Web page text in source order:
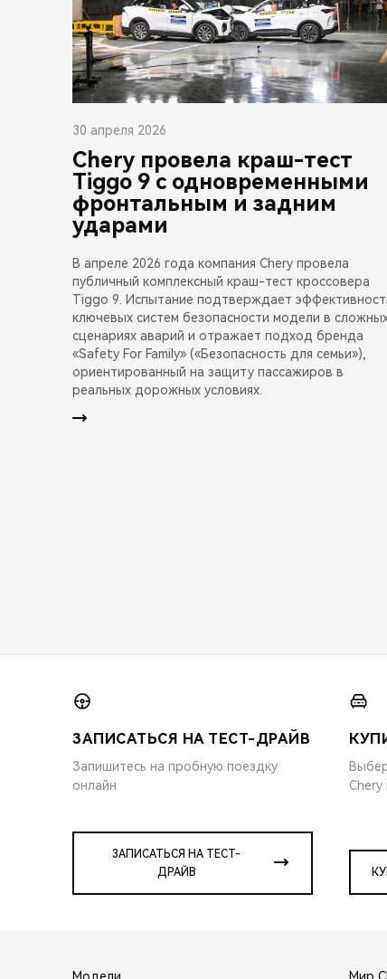
30 апреля 2026
Chery провела краш-тест
Tiggo 9 с одновременными
фронтальным и задним
ударами
В апреле 2026 года компания Chery провела
публичный комплексный краш-тест кроссовера
Tiggo 9. Испытание подтверждает
ключевых систем безопасности модели в
сценариях аварий и отражает подход бренда
«Safety For Family» («Безопасность для семьи»),
ориентированный на защиту пассажиров в
реальных дорожных условиях.
ЗАПИСАТЬСЯ НА ТЕСТ-ДРАЙВ
Запишитесь на пробную поездку
онлайн
ЗАПИСАТЬСЯ НА ТЕСТ-
ДРАЙВ
Модели Мир